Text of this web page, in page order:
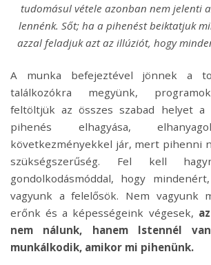
tudomásul vétele azonban nem jelenti
lennénk. Sőt; ha a pihenést beiktatjuk
azzal feladjuk azt az illúziót, hogy
A munka befejeztével jönnek a
találkozókra megyünk,
feltöltjük az összes szabad helyet a
pihenés elhagyása,
következményekkel jár, mert pihenni
szükségszerűség. Fel kell
gondolkodásmóddal, hogy
vagyunk a felelősök. Nem vagyunk
erőnk és a képességeink végesek,
nem nálunk, hanem Istennél
munkálkodik, amikor mi pihenünk.